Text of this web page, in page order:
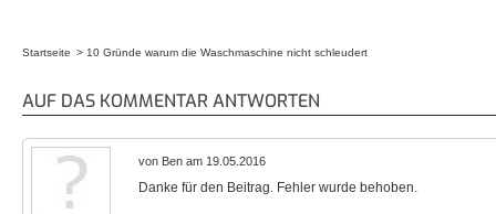
Startseite 10 Gründe warum die Waschmaschine nicht schleudert
AUF DAS KOMMENTAR ANTWORTEN
von Ben am 19.05.2016
Danke für den Beitrag. Fehler wurde behoben.